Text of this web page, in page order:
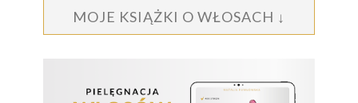
MOJE KSIĄŻKI O WŁOSACH ↓